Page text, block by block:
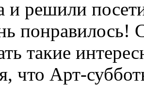
и решили
понравилось!
такие
что Арт-